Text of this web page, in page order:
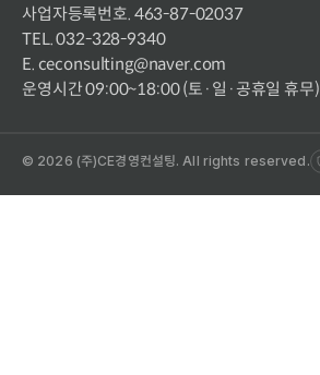
사업자등록번호. 463-87-02037
TEL. 032-328-9340
E. ceconsulting@naver.com
운영시간 09:00~18:00 (토·일·공휴일 휴무)
© 2026 (주)CE경영컨설팅. All rights reserved.